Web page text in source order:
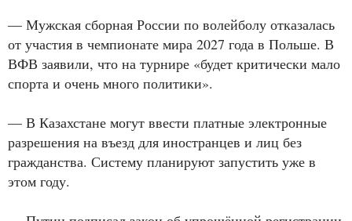
— Мужская сборная России по волейболу отказалась
от участия в чемпионате мира 2027 года в Польше. В
ВФВ заявили, что на турнире «будет критически мало
спорта и очень много политики».
— В Казахстане могут ввести платные электронные
разрешения на въезд для иностранцев и лиц без
гражданства. Систему планируют запустить уже в
этом году.